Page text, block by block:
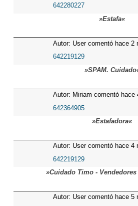
642280227
»Estafa«
Autor: User comentó hace 2
642219129
»SPAM.
Autor: Miriam comentó hace
642364905
»Estafadora«
Autor: User comentó hace 4
642219129
»Cuidado Timo -
Autor: User comentó hace 5